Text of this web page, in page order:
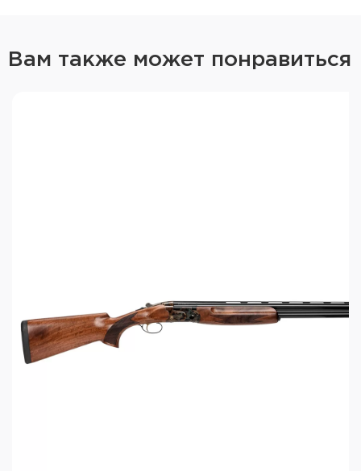
мушкой
Вам также может понравиться